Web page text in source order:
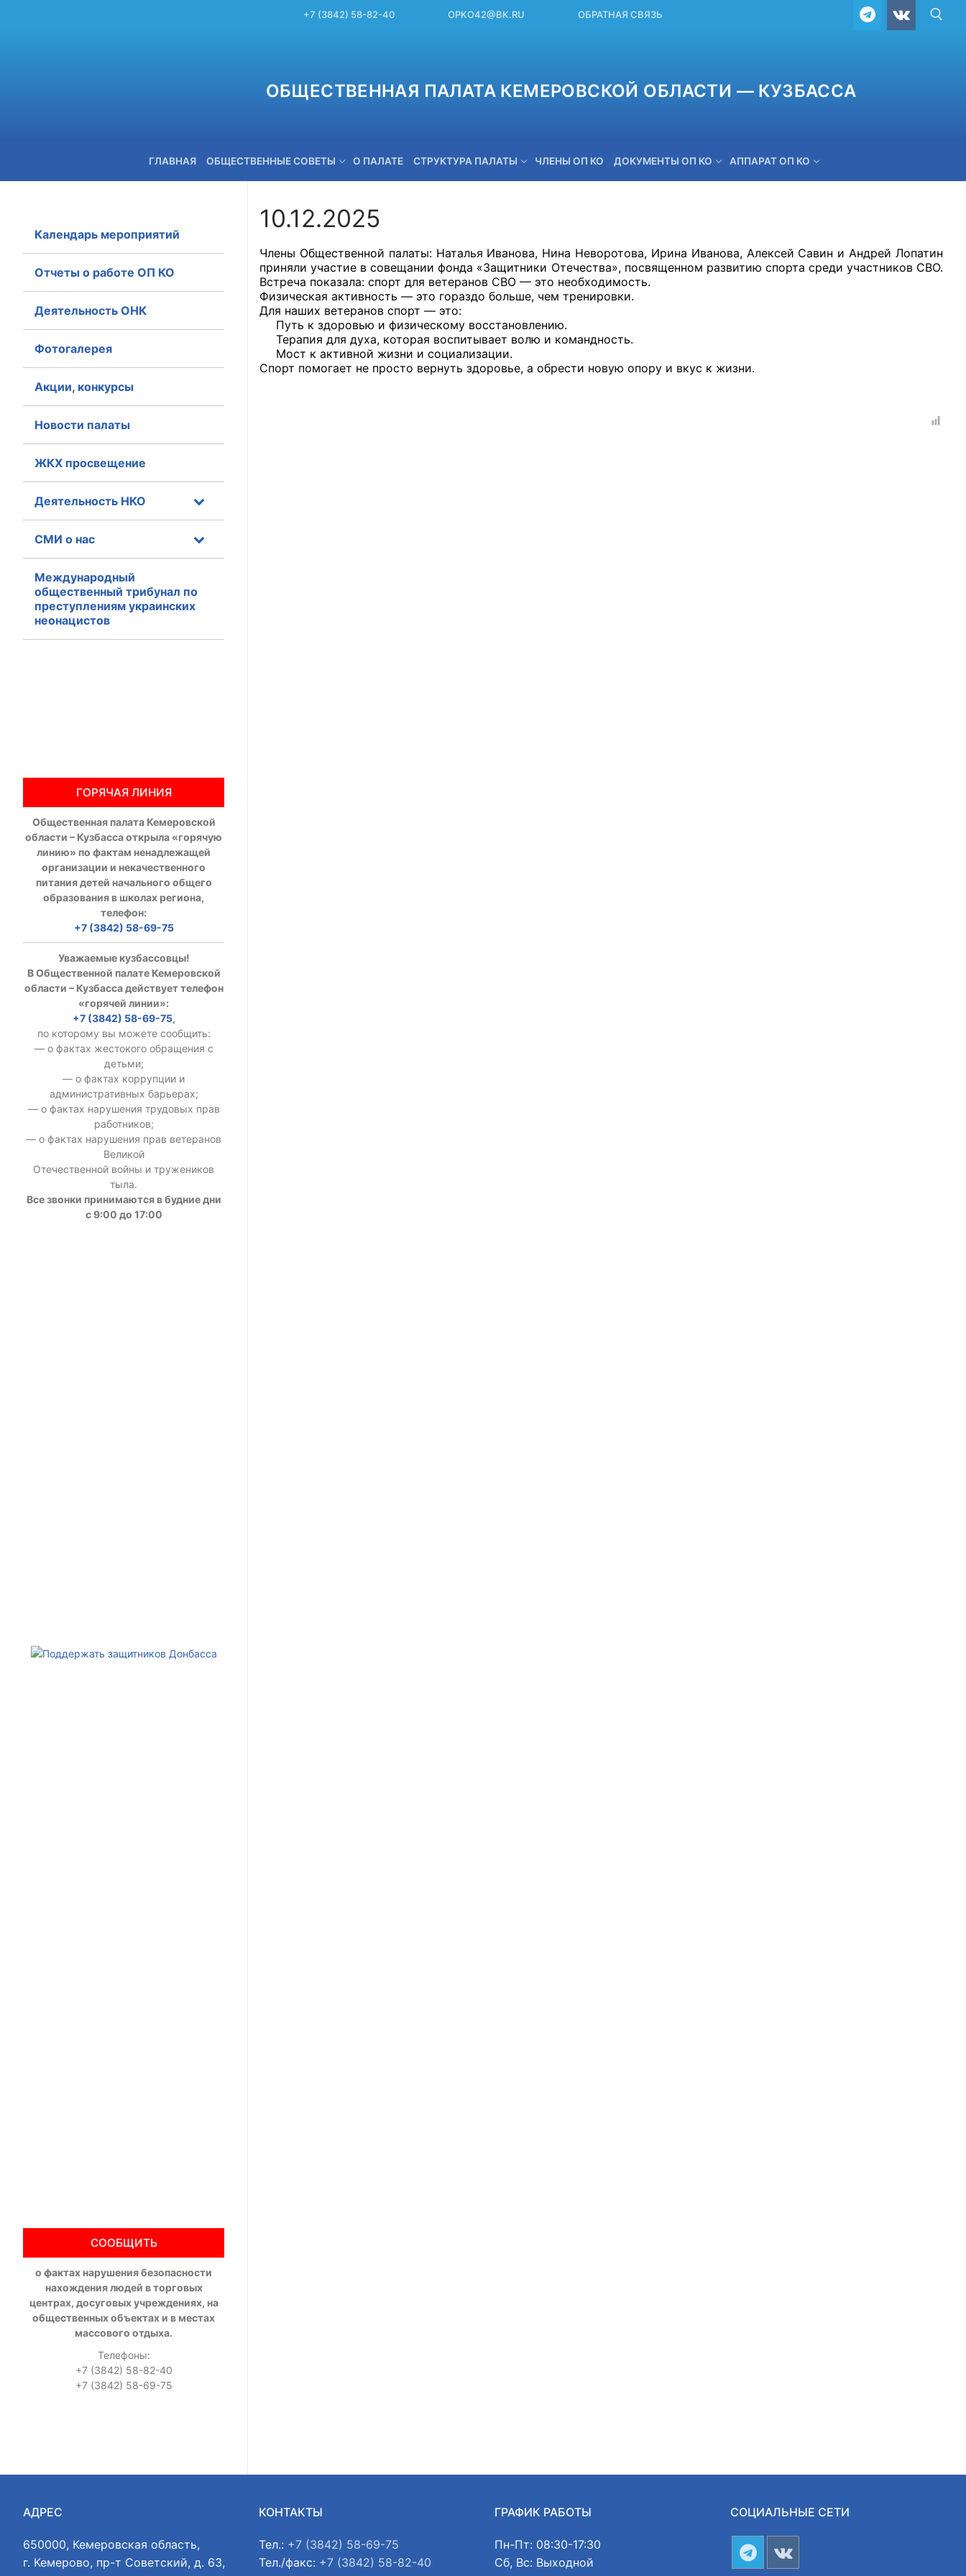
+7 (3842) 58-82-40 OPKO42@BK.RU ОБРАТНАЯ СВЯЗЬ
ОБЩЕСТВЕННАЯ ПАЛАТА КЕМЕРОВСКОЙ ОБЛАСТИ — КУЗБАССА
ГЛАВНАЯ ОБЩЕСТВЕННЫЕ СОВЕТЫ О ПАЛАТЕ СТРУКТУРА ПАЛАТЫ ЧЛЕНЫ ОП КО ДОКУМЕНТЫ ОП КО АППАРАТ ОП КО
+7 (3842) 58-82-40 OPKO42@BK.RU ОБРАТНАЯ СВЯЗЬ
10.12.2025
Члены Общественной палаты: Наталья Иванова, Нина Неворотова, Ирина Иванова, Алексей Савин и Андрей Лопатин
приняли участие в совещании фонда «Защитники Отечества», посвященном развитию спорта среди участников СВО.
Встреча показала: спорт для ветеранов СВО — это необходимость.
Физическая активность — это гораздо больше, чем тренировки.
Для наших ветеранов спорт — это:
Путь к здоровью и физическому восстановлению.
Терапия для духа, которая воспитывает волю и командность.
Мост к активной жизни и социализации.
Спорт помогает не просто вернуть здоровье, а обрести новую опору и вкус к жизни.
Календарь мероприятий
Отчеты о работе ОП КО
Деятельность ОНК
Фотогалерея
Акции, конкурсы
Новости палаты
ЖКХ просвещение
Деятельность НКО
СМИ о нас
Международный
общественный трибунал по
преступлениям украинских
неонацистов
ГОРЯЧАЯ ЛИНИЯ
Общественная палата Кемеровской
области – Кузбасса открыла «горячую
линию» по фактам ненадлежащей
организации и некачественного
питания детей начального общего
образования в школах региона,
телефон:
+7 (3842) 58-69-75
Уважаемые кузбассовцы!
В Общественной палате Кемеровской
области – Кузбасса действует телефон
«горячей линии»:
+7 (3842) 58-69-75,
по которому вы можете сообщить:
— о фактах жестокого обращения с
детьми;
— о фактах коррупции и
административных барьерах;
— о фактах нарушения трудовых прав
работников;
— о фактах нарушения прав ветеранов
Великой
Отечественной войны и тружеников
тыла.
Все звонки принимаются в будние дни
с 9:00 до 17:00
СООБЩИТЬ
о фактах нарушения безопасности
нахождения людей в торговых
центрах, досуговых учреждениях, на
общественных объектах и в местах
массового отдыха.
Телефоны:
+7 (3842) 58-82-40
+7 (3842) 58-69-75
АДРЕС
650000, Кемеровская область,
г. Кемерово, пр-т Советский, д. 63,
КОНТАКТЫ
Тел.: +7 (3842) 58-69-75
Тел./факс: +7 (3842) 58-82-40
ГРАФИК РАБОТЫ
Пн-Пт: 08:30-17:30
Сб, Вс: Выходной
СОЦИАЛЬНЫЕ СЕТИ